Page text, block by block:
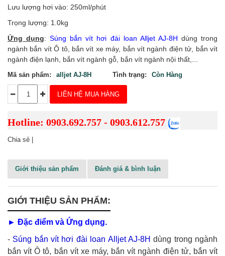
Lưu lượng hơi vào: 250ml/phút
Trọng lượng: 1.0kg
Ứng dụng:Súng bắn vít hơi đài loan Alljet AJ-8H dùng trong
ngành bắn vít Ô tô, bắn vít xe máy, bắn vít ngành điện tử, bắn vít
ngành điện lạnh, bắn vít ngành gỗ, bắn vít ngành nội thất,...
Mã sản phẩm: alljet AJ-8H Tình trạng: Còn Hàng
LIÊN HỆ MUA HÀNG
Hotline: 0903.692.757 - 0903.612.757
Chia sẻ |
Giới thiệu sản phẩm Đánh giá & bình luận
GIỚI THIỆU SẢN PHẨM:
► Đặc điểm và Ứng dụng.
- Súng bắn vít hơi đài loan Alljet AJ-8H dùng trong ngành
bắn vít Ô tô, bắn vít xe máy, bắn vít ngành điện tử, bắn vít